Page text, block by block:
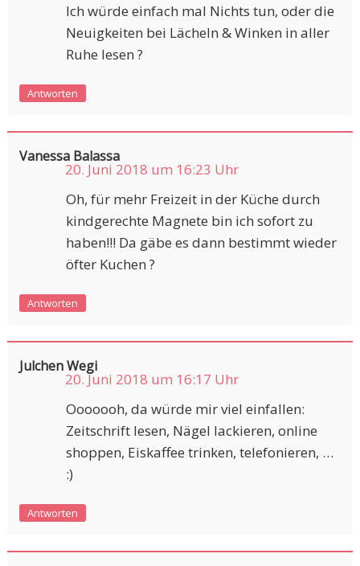
Ich würde einfach mal Nichts tun, oder die
Neuigkeiten bei Lächeln & Winken in aller
Ruhe lesen ?
Antworten
Vanessa Balassa
20. Juni 2018 um 16:23 Uhr
Oh, für mehr Freizeit in der Küche durch
kindgerechte Magnete bin ich sofort zu
haben!!! Da gäbe es dann bestimmt wieder
öfter Kuchen ?
Antworten
Julchen Wegi
20. Juni 2018 um 16:17 Uhr
Ooooooh, da würde mir viel einfallen:
Zeitschrift lesen, Nägel lackieren, online
shoppen, Eiskaffee trinken, telefonieren, …
:)
Antworten